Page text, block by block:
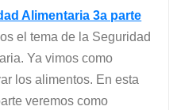
Alimentaria 3a parte
el tema de la Seguridad
Ya vimos como
los alimentos. En esta
veremos como